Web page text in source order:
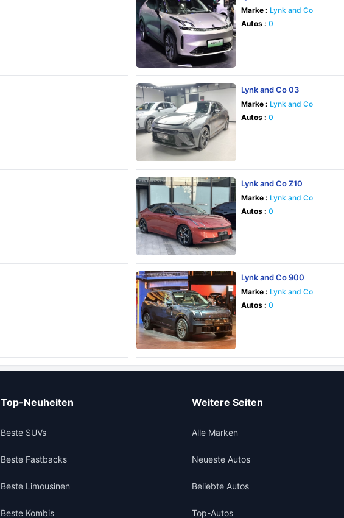
Marke : Lynk and Co
Autos : 0
Lynk and Co 03
Marke : Lynk and Co
Autos : 0
Lynk and Co Z10
Marke : Lynk and Co
Autos : 0
Lynk and Co 900
Marke : Lynk and Co
Autos : 0
Top-Neuheiten
Beste SUVs
Beste Fastbacks
Beste Limousinen
Beste Kombis
Weitere Seiten
Alle Marken
Neueste Autos
Beliebte Autos
Top-Autos